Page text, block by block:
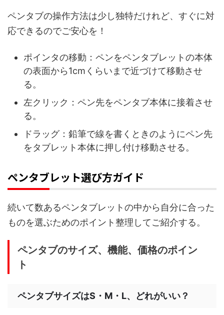
ペンタブの操作方法は少し独特だけれど、すぐに対
応できるのでご安心を！
ポインタの移動：ペンをペンタブレットの本体
の表面から1cmくらいまで近づけて移動させ
る。
左クリック：ペン先をペンタブ本体に接着させ
る。
ドラッグ：鉛筆で線を書くときのようにペン先
をタブレット本体に押し付け移動させる。
ペンタブレット選び方ガイド
続いて数あるペンタブレットの中から自分に合った
ものを選ぶためのポイント整理してご紹介する。
ペンタブのサイズ、機能、価格のポイン
ト
ペンタブサイズはS・M・L、どれがいい？